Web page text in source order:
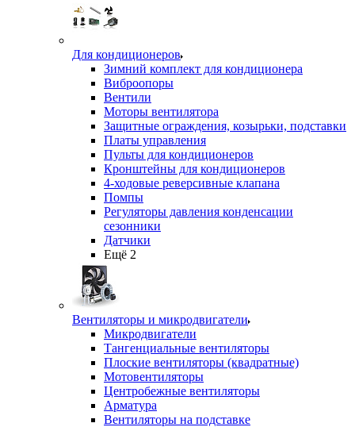
Для кондиционеров
Зимний комплект для кондиционера
Виброопоры
Вентили
Моторы вентилятора
Защитные ограждения, козырьки, подставки
Платы управления
Пульты для кондиционеров
Кронштейны для кондиционеров
4-ходовые реверсивные клапана
Помпы
Регуляторы давления конденсации
сезонники
Датчики
Ещё 2
Вентиляторы и микродвигатели
Микродвигатели
Тангенциальные вентиляторы
Плоские вентиляторы (квадратные)
Мотовентиляторы
Центробежные вентиляторы
Арматура
Вентиляторы на подставке